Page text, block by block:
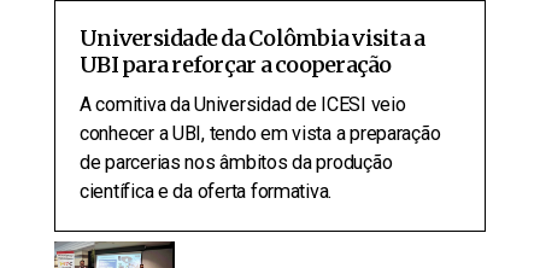
Universidade da Colômbia visita a
UBI para reforçar a cooperação
A comitiva da Universidad de ICESI veio
conhecer a UBI, tendo em vista a preparação
de parcerias nos âmbitos da produção
científica e da oferta formativa.